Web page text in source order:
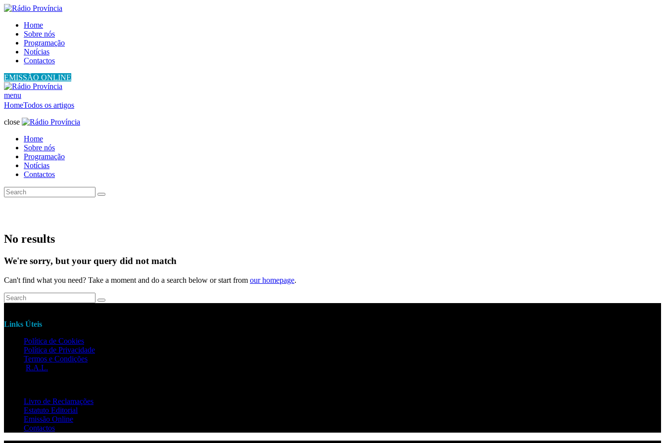
Home
Sobre nós
Programação
Notícias
Contactos
EMISSÃO ONLINE
menu
HomeTodos os artigos
close
Home
Sobre nós
Programação
Notícias
Contactos
No results
We're sorry, but your query did not match
Can't find what you need? Take a moment and do a search below or start from our homepage.
Links Úteis
Política de Cookies
Política de Privacidade
Termos e Condições
R.A.L.
Livro de Reclamações
Estatuto Editorial
Emissão Online
Contactos